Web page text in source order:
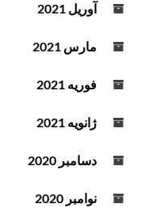
آوریل 2021
مارس 2021
فوریه 2021
ژانویه 2021
دسامبر 2020
نوامبر 2020